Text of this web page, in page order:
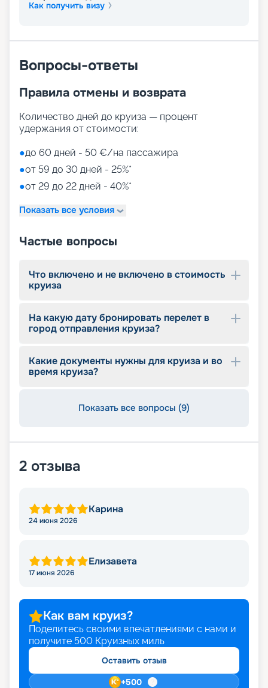
Как получить визу
Вопросы-ответы
Правила отмены и возврата
Количество дней до круиза — процент
удержания от стоимости:
●до 60 дней - 50 €/на пассажира
●от 59 до 30 дней - 25%*
●от 29 до 22 дней - 40%*
Показать все условия
Частые вопросы
Что включено и не включено в стоимость
круиза
На какую дату бронировать перелет в
город отправления круиза?
Какие документы нужны для круиза и во
время круиза?
Показать все вопросы (9)
2 отзыва
Карина
24 июня 2026
Елизавета
17 июня 2026
Как вам круиз?
Поделитесь своими впечатлениями с нами и
получите 500 Круизных миль
Оставить отзыв
+500